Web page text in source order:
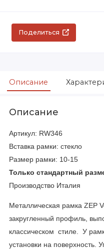
Поделиться
Описание
Описание
Артикул: RW346
Вставка рамки: стекло
Размер рамки: 10-15
Только стандартный
Производство Италия
Металлическая рамка ZEP
закругленный профиль,
классическом стиле. У
установки на поверхность.